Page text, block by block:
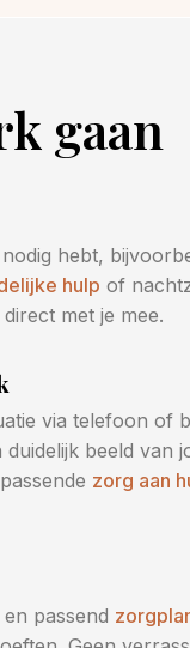
gaan
hebt,
hulp of
met je mee.
via telefoon of
beeld van
zorg aan
passend